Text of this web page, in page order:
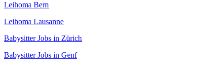
Leihoma Bern
Leihoma Lausanne
Babysitter Jobs in Zürich
Babysitter Jobs in Genf